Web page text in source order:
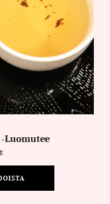
-luomutee